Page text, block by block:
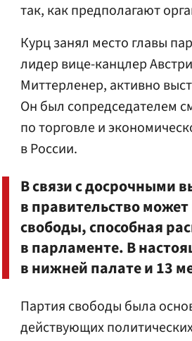
так, как предполагают
Курц занял место главы
лидер вице-канцлер
Миттерленер, активно
Он был сопредседателем
по торговле и
в России.
В связи с досрочными
в правительство
свободы, способная
в парламенте. В
в нижней палате и 13
Партия свободы была
действующих